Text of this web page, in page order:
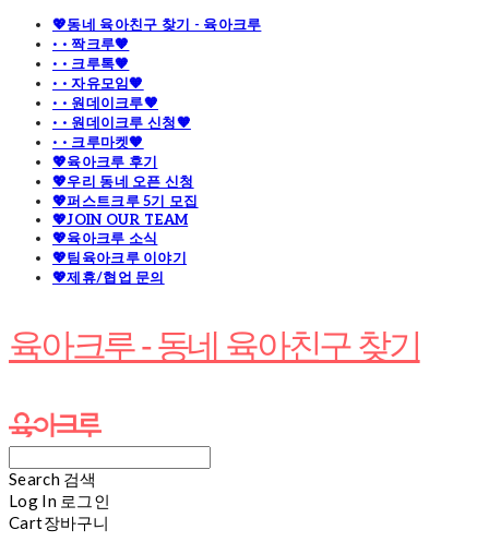
💖동네 육아친구 찾기 - 육아크루
· · 짝크루🧡
· · 크루톡🧡
· · 자유모임🧡
· · 원데이크루🧡
· · 원데이크루 신청🧡
· · 크루마켓🧡
💖육아크루 후기
💖우리 동네 오픈 신청
💖퍼스트크루 5기 모집
💖JOIN OUR TEAM
💖육아크루 소식
💖팀육아크루 이야기
💖제휴/협업 문의
육아크루 - 동네 육아친구 찾기
Search 검색
Log In 로그인
Cart장바구니